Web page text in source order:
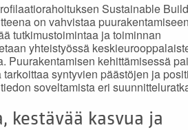
Sustainable
on vahvistaa
tutkimustoimintaa ja toiminnan
yhteistyössä
Puurakentamisen kehittämisessä
syntyvien päästöjen ja
soveltamista eri
kestävää kasvua ja